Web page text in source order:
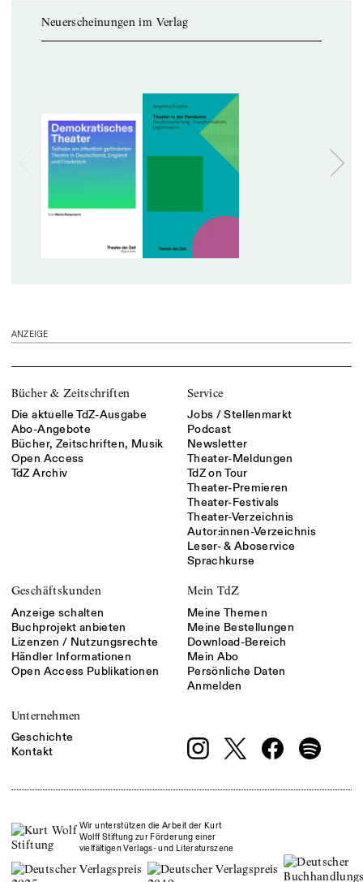
Neuerscheinungen im Verlag
ANZEIGE
Bücher & Zeitschriften
Die aktuelle TdZ-Ausgabe
Abo-Angebote
Bücher, Zeitschriften, Musik
Open Access
TdZ Archiv
Service
Jobs / Stellenmarkt
Podcast
Newsletter
Theater-Meldungen
TdZ on Tour
Theater-Premieren
Theater-Festivals
Theater-Verzeichnis
Autor:innen-Verzeichnis
Leser- & Aboservice
Sprachkurse
Geschäftskunden
Anzeige schalten
Buchprojekt anbieten
Lizenzen / Nutzungsrechte
Händler Informationen
Open Access Publikationen
Mein TdZ
Meine Themen
Meine Bestellungen
Download-Bereich
Mein Abo
Persönliche Daten
Anmelden
Unternehmen
Geschichte
Kontakt
Wir unterstützen die Arbeit der Kurt
Wolff Stiftung zur Förderung einer
vielfältigen Verlags- und Literaturszene